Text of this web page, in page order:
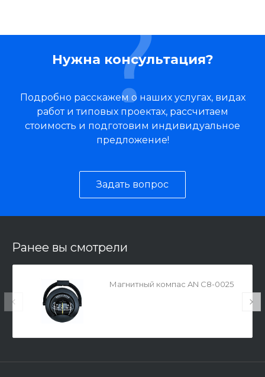
Нужна консультация?
Подробно расскажем о наших услугах, видах
работ и типовых проектах, рассчитаем
стоимость и подготовим индивидуальное
предложение!
Задать вопрос
Ранее вы смотрели
Магнитный компаc AN C8-0025